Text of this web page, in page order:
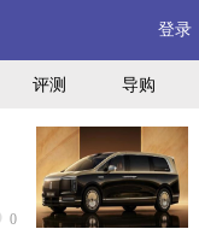
登录
评测 导购
0